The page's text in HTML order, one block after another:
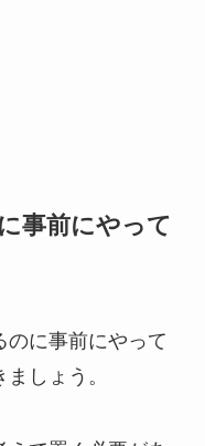
事前にやって
のに事前にやって
しょう。